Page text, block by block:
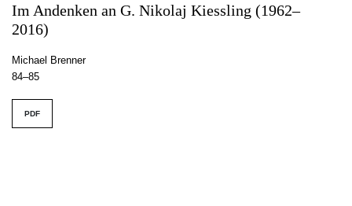
Im Andenken an G. Nikolaj Kiessling (1962–
2016)
Michael Brenner
84–85
PDF